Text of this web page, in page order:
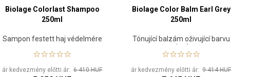
Biolage Colorlast Shampoo
250ml
Sampon festett haj védelmére
ár kedvezmény előtti ár:6 410 HUF
Biolage Color Balm Earl Grey
250ml
Tónující balzám oživující barvu
vlasů
ár kedvezmény előtti ár:9 414 HUF